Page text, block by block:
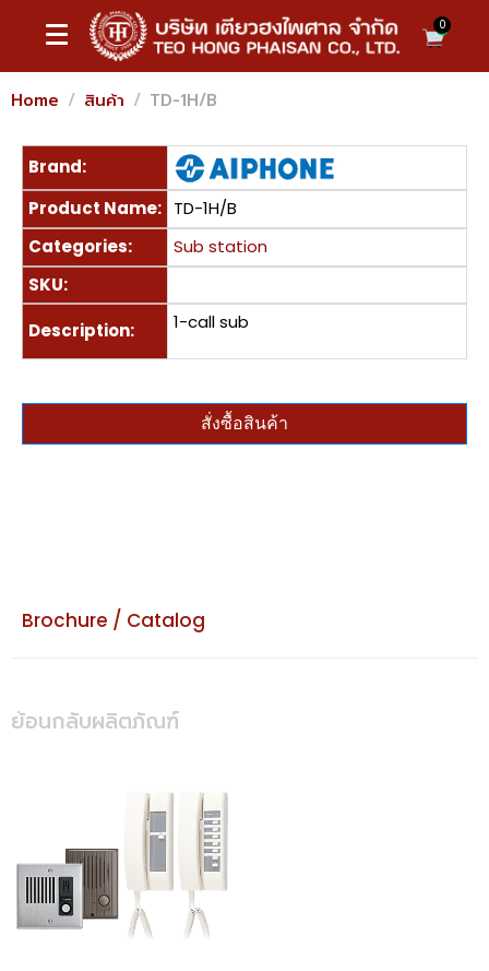
0
Home สินค้า TD-1H/B
Brand:
Product Name: TD-1H/B
Categories:
Sub station
SKU:
Description:
1-call sub
สั่งซื้อสินค้า
Brochure / Catalog
ย้อนกลับผลิตภัณฑ์